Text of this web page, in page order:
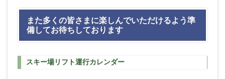
また多くの皆さまに楽しんでいただけるよう準
備してお待ちしております
スキー場リフト運行カレンダー